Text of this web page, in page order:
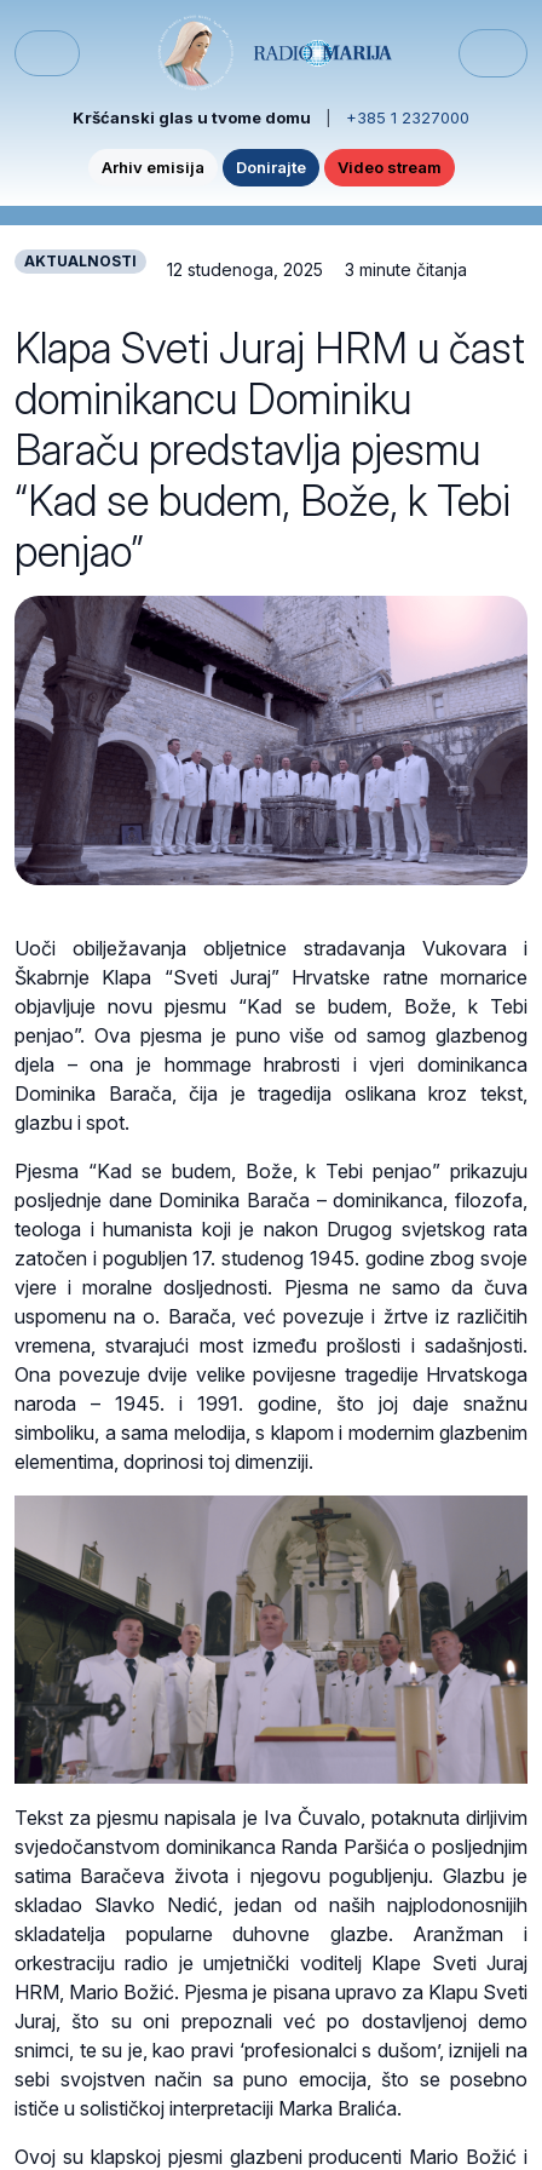
Menu
Kršćanski glas u tvome domu +385 1 2327000
Arhiv emisija Donirajte Video stream
AKTUALNOSTI 12 studenoga, 2025 3 minute čitanja
Klapa Sveti Juraj HRM u čast
dominikancu Dominiku
Baraču predstavlja pjesmu
“Kad se budem, Bože, k Tebi
penjao”
Uoči obilježavanja obljetnice stradavanja Vukovara i
Škabrnje Klapa “Sveti Juraj” Hrvatske ratne mornarice
objavljuje novu pjesmu “Kad se budem, Bože, k Tebi
penjao”. Ova pjesma je puno više od samog glazbenog
djela – ona je hommage hrabrosti i vjeri dominikanca
Dominika Barača, čija je tragedija oslikana kroz tekst,
glazbu i spot.
Pjesma “Kad se budem, Bože, k Tebi penjao” prikazuju
posljednje dane Dominika Barača – dominikanca, filozofa,
teologa i humanista koji je nakon Drugog svjetskog rata
zatočen i pogubljen 17. studenog 1945. godine zbog svoje
vjere i moralne dosljednosti. Pjesma ne samo da čuva
uspomenu na o. Barača, već povezuje i žrtve iz različitih
vremena, stvarajući most između prošlosti i sadašnjosti.
Ona povezuje dvije velike povijesne tragedije Hrvatskoga
naroda – 1945. i 1991. godine, što joj daje snažnu
simboliku, a sama melodija, s klapom i modernim glazbenim
elementima, doprinosi toj dimenziji.
Tekst za pjesmu napisala je Iva Čuvalo, potaknuta dirljivim
svjedočanstvom dominikanca Randa Paršića o posljednjim
satima Baračeva života i njegovu pogubljenju. Glazbu je
skladao Slavko Nedić, jedan od naših najplodonosnijih
skladatelja popularne duhovne glazbe. Aranžman i
orkestraciju radio je umjetnički voditelj Klape Sveti Juraj
HRM, Mario Božić. Pjesma je pisana upravo za Klapu Sveti
Juraj, što su oni prepoznali već po dostavljenoj demo
snimci, te su je, kao pravi ‘profesionalci s dušom’, iznijeli na
sebi svojstven način sa puno emocija, što se posebno
ističe u solističkoj interpretaciji Marka Bralića.
Ovoj su klapskoj pjesmi glazbeni producenti Mario Božić i